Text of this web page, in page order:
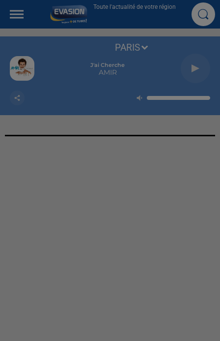
Toute l'actualité de votre région
J'ai Cherche
AMIR
PARIS